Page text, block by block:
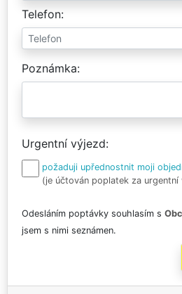
Telefon
Poznámka
Urgentní výjezd
požaduji upřednostnit moji
(je účtován poplatek za urgentní
Odesláním poptávky souhlasím s
jsem s nimi seznámen.